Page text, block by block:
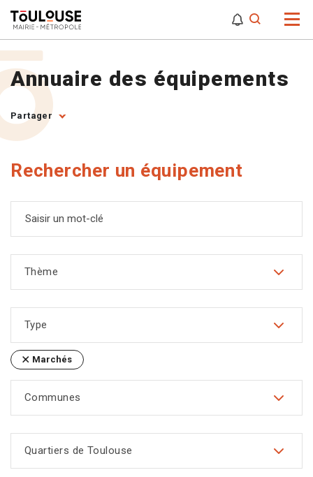
Annuaire des équipements
Partager
Rechercher un équipement
Thème
Type
Marchés
Communes
Quartiers de Toulouse